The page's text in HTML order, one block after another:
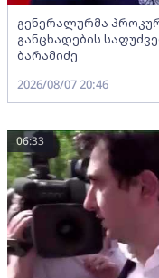
გენერალურმა
განცხადების
ბარამიძე
2026/08/07 20:46
06:33